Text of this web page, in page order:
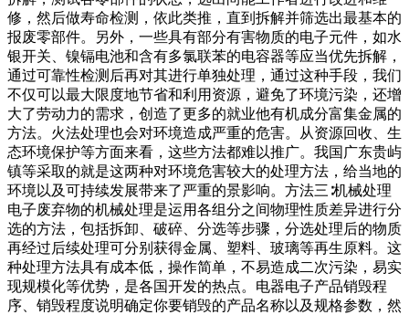
修，然后做寿命检测，依此类推，直到拆解并筛选出最基本的
报废零部件。另外，一些具有部分有害物质的电子元件，如水
银开关、镍镉电池和含有多氯联苯的电容器等应当优先拆解，
通过可靠性检测后再对其进行单独处理，通过这种手段，我们
不仅可以最大限度地节省和利用资源，避免了环境污染，还增
大了劳动力的需求，创造了更多的就业他有机成分富集金属的
方法。火法处理也会对环境造成严重的危害。从资源回收、生
态环境保护等方面来看，这些方法都难以推广。我国广东贵屿
镇等采取的就是这两种对环境危害较大的处理方法，给当地的
环境以及可持续发展带来了严重的景影响。方法三∶机械处理
电子废弃物的机械处理是运用各组分之间物理性质差异进行分
选的方法，包括拆卸、破碎、分选等步骤，分选处理后的物质
再经过后续处理可分别获得金属、塑料、玻璃等再生原料。这
种处理方法具有成本低，操作简单，不易造成二次污染，易实
现规模化等优势，是各国开发的热点。电器电子产品销毁程
序、销毁程度说明确定你要销毁的产品名称以及规格参数，然